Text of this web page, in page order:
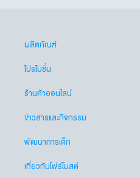
ผลิตภัณฑ์
โปรโมชั่น
ร้านค้าออนไลน์
ข่าวสารและกิจกรรม
พัฒนาการเด็ก
เกี่ยวกับโฟร์โมสต์